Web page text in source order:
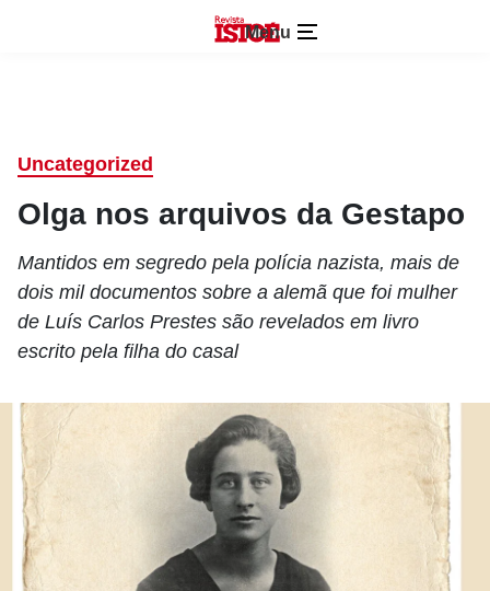
Menu
Uncategorized
Olga nos arquivos da Gestapo
Mantidos em segredo pela polícia nazista, mais de
dois mil documentos sobre a alemã que foi mulher
de Luís Carlos Prestes são revelados em livro
escrito pela filha do casal